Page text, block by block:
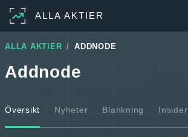
ALLA AKTIER
ALLA AKTIER ADDNODE
Addnode
Översikt Nyheter Blankning Insider